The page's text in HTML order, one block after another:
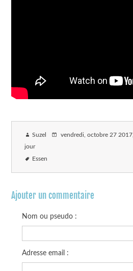
Suzel vendredi, octobre 27 2017
jour
Essen
Ajouter un commentaire
Nom ou pseudo :
Adresse email :